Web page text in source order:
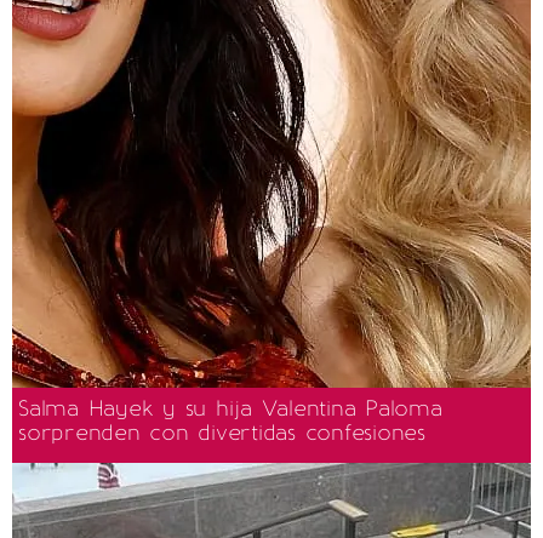
Salma Hayek y su hija Valentina Paloma
sorprenden con divertidas confesiones